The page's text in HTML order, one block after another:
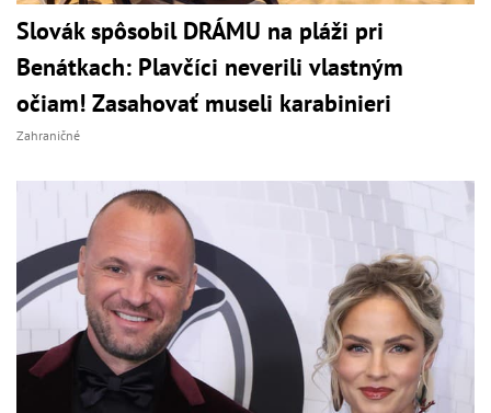
Slovák spôsobil DRÁMU na pláži pri
Benátkach: Plavčíci neverili vlastným
očiam! Zasahovať museli karabinieri
Zahraničné